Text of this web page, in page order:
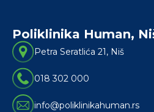
Poliklinika Human,
Petra Seratlića 21, Niš
018 302 000
info@poliklinikahuman.rs